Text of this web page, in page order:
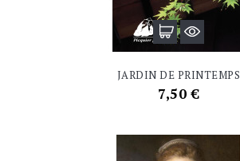
JARDIN DE PRINTEMPS
Prix
7,50 €